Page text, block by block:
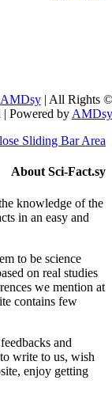
Reserved |
Close
is to spread the
scientific facts
videos.
to find here seem to
and facts are based
check the
the website
culture, IT..
to get your
do not hesitate to
visit to our website,
facts!.